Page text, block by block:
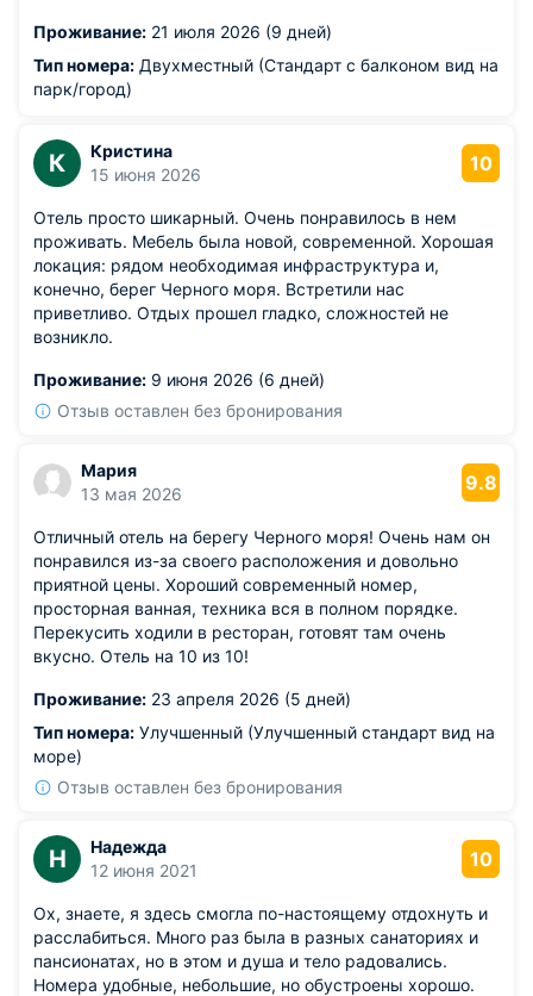
собственный пляж с лежаками), рынок, магазины,
перекресток, океанариум, и дельфинарий и т.д. На
территорий огромный бассейн в котором проводят
теннис. В общем я осталась в восторге если будет
возможность вернусь сюда снова.
Проживание: 21 июля 2026 (9 дней)
Тип номера: Двухместный (Стандарт с балконом вид на
парк/город)
К
Кристина
15 июня 2026
10
Отель просто шикарный. Очень понравилось в нем
проживать. Мебель была новой, современной. Хорошая
локация: рядом необходимая инфраструктура и,
конечно, берег Черного моря. Встретили нас
приветливо. Отдых прошел гладко, сложностей не
возникло.
Проживание: 9 июня 2026 (6 дней)
Отзыв оставлен без бронирования
Мария
13 мая 2026
9.8
Отличный отель на берегу Черного моря! Очень нам он
понравился из-за своего расположения и довольно
приятной цены. Хороший современный номер,
просторная ванная, техника вся в полном порядке.
Перекусить ходили в ресторан, готовят там очень
вкусно. Отель на 10 из 10!
Проживание: 23 апреля 2026 (5 дней)
Тип номера: Улучшенный (Улучшенный стандарт вид на
море)
Отзыв оставлен без бронирования
Н
Надежда
12 июня 2021
10
Ох, знаете, я здесь смогла по-настоящему отдохнуть и
расслабиться. Много раз была в разных санаториях и
пансионатах, но в этом и душа и тело радовались.
Номера удобные, небольшие, но обустроены хорошо.